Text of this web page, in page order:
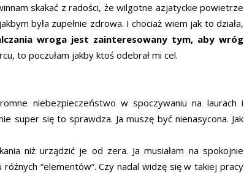
skakać z radości, że wilgotne azjatyckie powietrze
była zupełnie zdrowa. I chociaż wiem jak to działa,
wroga jest zainteresowany tym, aby wróg
to poczułam jakby ktoś odebrał mi cel.
niebezpieczeństwo w spoczywaniu na laurach i
super się to sprawdza. Ja muszę być nienasycona. Jak
niż urządzić je od zera. Ja musiałam na spokojnie
“elementów”. Czy nadal widzę się w takiej pracy